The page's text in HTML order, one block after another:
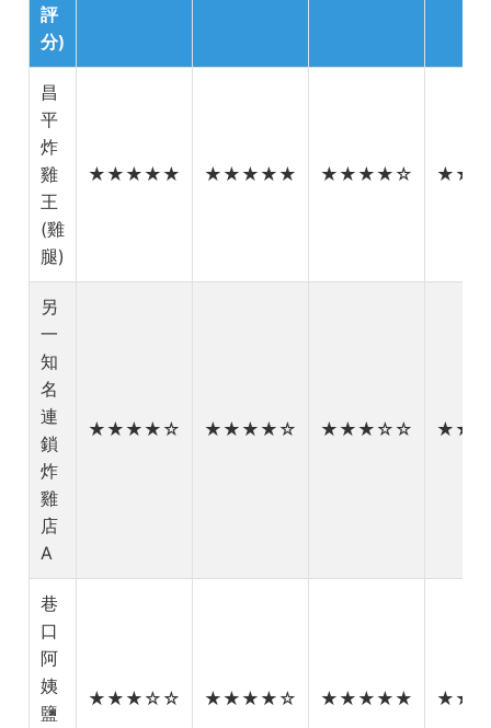
評
分)
昌
平
炸
雞
王
(雞
腿)
★★★★★ ★★★★★ ★★★★☆
另
一
知
名
連
鎖
炸
雞
店
A
★★★★☆ ★★★★☆ ★★★☆☆
巷
口
阿
姨
鹽
★★★☆☆ ★★★★☆ ★★★★★